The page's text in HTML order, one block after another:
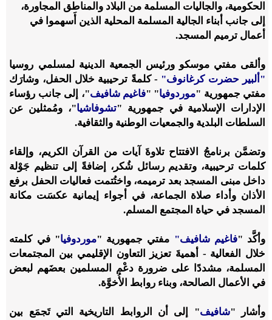
الحكومية، والجاليات المسلمة من البلاد والمناطق المجاورة،
إلى جانب أبناء الجالية المسلمة المحلية الذين أَسهموا في
أعمال ترميم المسجد.
وألقى مفتي موسكو ورئيس الجمعية الدينية لمسلمي روسيا
"ألبير حضرت كرغانوف" - كلمةً ترحيبية خلال الحفل، وشارَك
مفتي جمهورية "موردوفيا" "فاغيم شافيف"، إلى جانب رؤساء
الإدارات الإسلامية في جمهورية "تشوفاشيا"، ومُمثلين عن
السلطات البلدية والجمعيات الوطنية والثقافية.
وتضمَّن برنامجُ الافتتاح تلاوةَ آيات من القرآن الكريم، وإلقاء
كلمات ترحيبية، وتقديم رسائل شُكر، إضافةً إلى تنظيم جَوْلة
داخل مبنى المسجد بعد ترميمه، واختُتمت فعاليات الحفل برفع
الأذان وأداء صلاة الجماعة، في أجواء إيمانية عكسَت مكانة
المسجد في حياة المجتمع المسلم.
وأكَّد "فاغيم شافيف" مفتي جمهورية "موردوفيا" في كلمته
خلال الفعالية - أهميةَ تعزيز التعاون الإقليمي بين المجتمعات
المسلمة، مشددًا على ضرورة دعْم المسلمين بعضَهم لبعض
في الأعمال الصالحة، وبناء روابط الأُخوَّة.
وأشار "شافيف" إلى أن الروابط التاريخية التي تَجمَع بين